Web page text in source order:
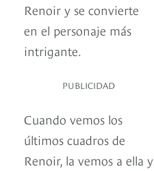
Renoir y se convierte
en el personaje más
intrigante.
PUBLICIDAD
Cuando vemos los
últimos cuadros de
Renoir, la vemos a ella y